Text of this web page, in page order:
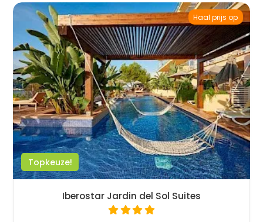
Haal prijs op
Topkeuze!
Iberostar Jardin del Sol Suites